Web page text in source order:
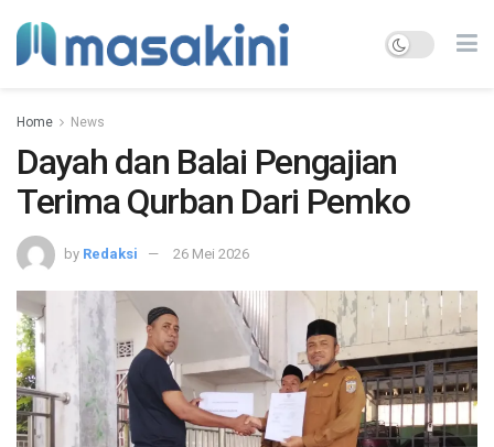
Home News
Dayah dan Balai Pengajian
Terima Qurban Dari Pemko
by Redaksi 26 Mei 2026